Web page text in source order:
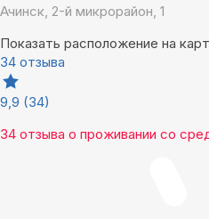
Ачинск, 2-й микрорайон, 1
Показать расположение на
34 отзыва
9,9 (34)
34 отзыва о проживании со